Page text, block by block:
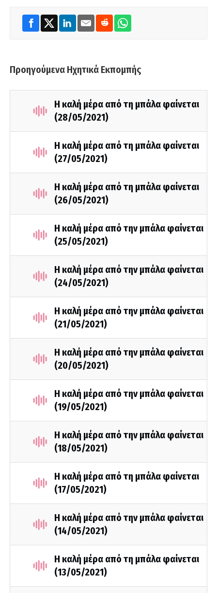
Προηγούμενα Ηχητικά Εκπομπής
Η καλή μέρα από τη μπάλα φαίνεται
(28/05/2021)
Η καλή μέρα από τη μπάλα φαίνεται
(27/05/2021)
Η καλή μέρα από τη μπάλα φαίνεται
(26/05/2021)
Η καλή μέρα από την μπάλα φαίνεται
(25/05/2021)
Η καλή μέρα από την μπάλα φαίνεται
(24/05/2021)
Η καλή μέρα από την μπάλα φαίνεται
(21/05/2021)
Η καλή μέρα από την μπάλα φαίνεται
(20/05/2021)
Η καλή μέρα από την μπάλα φαίνεται
(19/05/2021)
Η καλή μέρα από την μπάλα φαίνεται
(18/05/2021)
Η καλή μέρα από τη μπάλα φαίνεται
(17/05/2021)
Η καλή μέρα από την μπάλα φαίνεται
(14/05/2021)
Η καλή μέρα από τη μπάλα φαίνεται
(13/05/2021)